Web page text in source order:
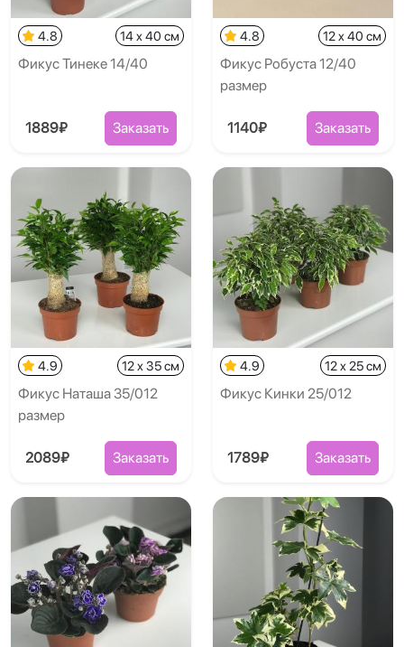
4.8 14 x 40 см
Фикус Тинеке 14/40
1889₽ Заказать
4.8 12 x 40 см
Фикус Робуста 12/40
размер
1140₽ Заказать
4.9 12 x 35 см
Фикус Наташа 35/012
размер
2089₽ Заказать
4.9 12 x 25 см
Фикус Кинки 25/012
1789₽ Заказать